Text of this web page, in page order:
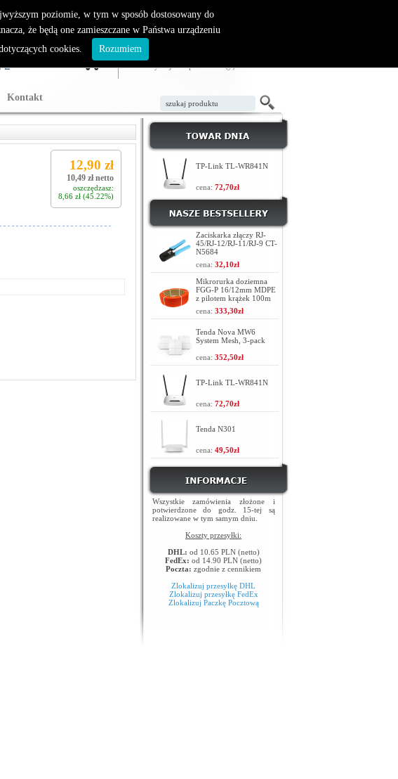
Kontakt
TWÓJ KOSZYK
W koszyku jest 0 produktów(y)
ZAŁÓŻ KONTO LOGOWANIE
12,90 zł
10,49 zł netto
oszczędzasz:
8,66 zł (45.22%)
TP-Link TL-WR841N
cena: 72,70zł
Zaciskarka złączy RJ-
45/RJ-12/RJ-11/RJ-9 CT-
N5684
cena: 32,10zł
Mikrorurka doziemna
FGG-P 16/12mm MDPE
z pilotem krążek 100m
cena: 333,30zł
Tenda Nova MW6
System Mesh, 3-pack
cena: 352,50zł
TP-Link TL-WR841N
cena: 72,70zł
Tenda N301
cena: 49,50zł
Wszystkie zamówienia złożone i
potwierdzone do godz. 15-tej są
realizowane w tym samym dniu.
Koszty przesyłki:
DHL: od 10.65 PLN (netto)
FedEx: od 14.90 PLN (netto)
Poczta: zgodnie z cennikiem
Zlokalizuj przesyłkę DHL
Zlokalizuj przesyłkę FedEx
Zlokalizuj Paczkę Pocztową
poziomie, w tym w sposób dostosowany do
że będą one zamieszczane w Państwa urządzeniu
cookies.
Rozumiem